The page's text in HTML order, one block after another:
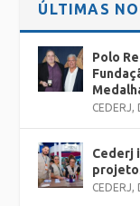
ÚLTIMAS
Polo
CEDERJ,
Cederj
CEDERJ,